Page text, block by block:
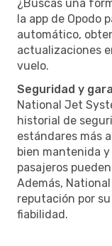
¿Buscas una
la app de Opodo
automático,
actualizaciones
vuelo.
Seguridad y
National Jet
historial de
estándares más
bien mantenida
pasajeros
Además,
reputación por
fiabilidad.